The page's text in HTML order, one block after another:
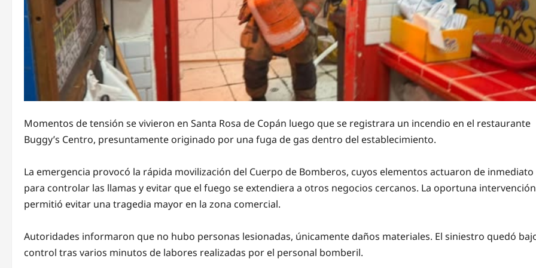
Momentos de tensión se vivieron en Santa Rosa de Copán luego que se registrara un incendio en el restaurante
Buggy’s Centro, presuntamente originado por una fuga de gas dentro del establecimiento.
La emergencia provocó la rápida movilización del Cuerpo de Bomberos, cuyos elementos actuaron de inmediato
para controlar las llamas y evitar que el fuego se extendiera a otros negocios cercanos. La oportuna intervención
permitió evitar una tragedia mayor en la zona comercial.
Autoridades informaron que no hubo personas lesionadas, únicamente daños materiales. El siniestro quedó
control tras varios minutos de labores realizadas por el personal bomberil.